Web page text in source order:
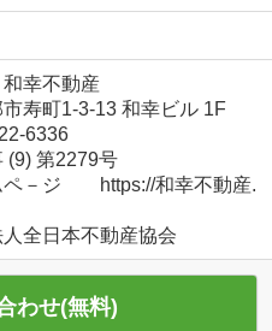
幸不動産
寿町1-3-13 和幸ビル 1F
6336
(9) 第2279号
ペ－ジ https://和幸不動産.
全日本不動産協会
わせ(無料)